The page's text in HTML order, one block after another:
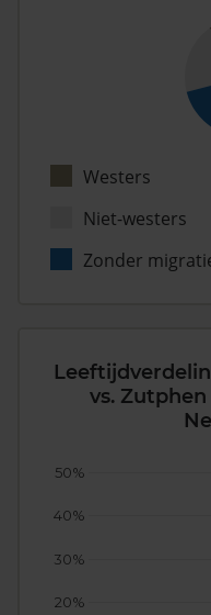
Westers
Niet-westers
Zonder
vs. Zutphen
20%
30%
40%
50%